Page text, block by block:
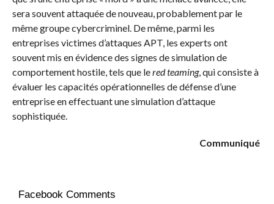
sera souvent attaquée de nouveau, probablement par le
même groupe cybercriminel. De même, parmi les
entreprises victimes d’attaques APT, les experts ont
souvent mis en évidence des signes de simulation de
comportement hostile, tels que lered teaming, qui consiste à
évaluer les capacités opérationnelles de défense d’une
entreprise en effectuant une simulation d’attaque
sophistiquée.
Communiqué
Facebook Comments